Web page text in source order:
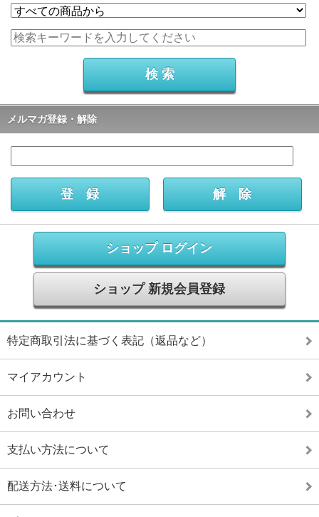
メルマガ登録・解除
ショップ ログイン
ショップ 新規会員登録
特定商取引法に基づく表記（返品など）
マイアカウント
お問い合わせ
支払い方法について
配送方法･送料について